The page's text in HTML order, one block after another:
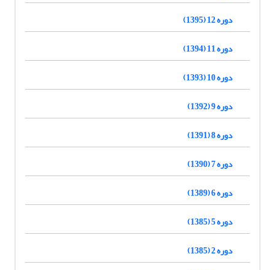
دوره 12 (1395)
دوره 11 (1394)
دوره 10 (1393)
دوره 9 (1392)
دوره 8 (1391)
دوره 7 (1390)
دوره 6 (1389)
دوره 5 (1385)
دوره 2 (1385)